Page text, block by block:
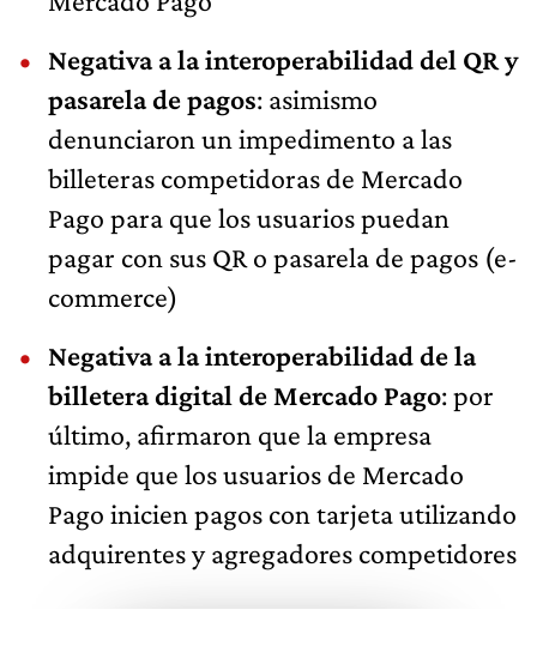
Negativa a la interoperabilidad del QR y
pasarela de pagos: asimismo
denunciaron un impedimento a las
billeteras competidoras de Mercado
Pago para que los usuarios puedan
pagar con sus QR o pasarela de pagos (e-
commerce)
Negativa a la interoperabilidad de la
billetera digital de Mercado Pago: por
último, afirmaron que la empresa
impide que los usuarios de Mercado
Pago inicien pagos con tarjeta utilizando
adquirentes y agregadores competidores